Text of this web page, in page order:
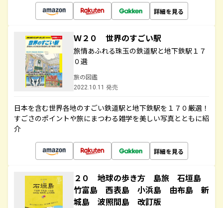
詳細を見る
Ｗ２０ 世界のすごい駅
旅情あふれる珠玉の鉄道駅と地下鉄駅１７
０選
旅の図鑑
2022.10.11 発売
日本を含む世界各地のすごい鉄道駅と地下鉄駅を１７０厳選！
すごさのポイントや旅にまつわる雑学を美しい写真とともに紹
介
詳細を見る
２０ 地球の歩き方 島旅 石垣島
竹富島 西表島 小浜島 由布島 新
城島 波照間島 改訂版